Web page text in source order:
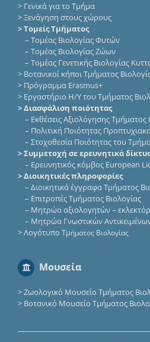
> Γενικά για το Τμήμα
>Ξενάγηση στους χώρους
> Τομείς Τμήματος
– Τομέας Βιολογίας Φυτών
– Τομέας Βιολογίας Ζώων
– Τομέας Γενετικής Βιολογίας
> Βοτανικοί κήποι Τμήματος
> Πρόγραμμα Erasmus+
> Εργαστήριο Η/Υ του Τμήματος
> Διασφάλιση ποιότητας
– Εκθέσεις Αξιολόγησης Τμήματος
– Πολιτική Ποιότητας
– Στοχοθεσία Ποιότητας του
> Συμμετοχή σε ερευνητικά
– Eρευνητικός κόμβος European
> Διοικητικές πληροφορίες
– Διοικητικά έγγραφα Τμήματος
– Επιτροπές Τμήματος Βιολογίας
– Μητρώο αξιολογητών –
– Μητρώα Γνωστικών
>Λογότυπο Τμήματος Βιολογίας
Μουσεία
>Ζωολογικό Μουσείο Τμήματος
> Βοτανικό Μουσείο Τμήματος